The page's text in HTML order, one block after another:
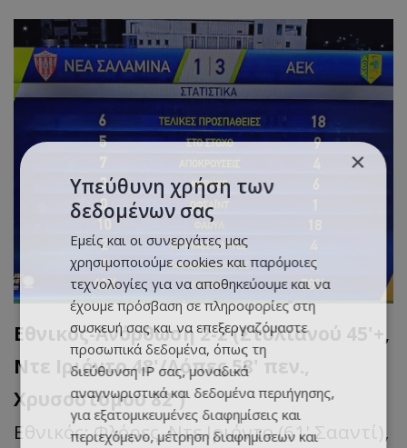
Εθνικός-Ανόρθωση 2-2 (Στυλιανού 45'+,
Ντε Ιριόντο 48'/Λόπες 58' πεν.,
Χρυσοστόμου 82')
Εθνικός: Φλόρες, Ντε Ιριόντο (61' Σααντί),
×
Υπεύθυνη χρήση των
δεδομένων σας
Εμείς και οι συνεργάτες μας
χρησιμοποιούμε cookies και παρόμοιες
τεχνολογίες για να αποθηκεύουμε και να
έχουμε πρόσβαση σε πληροφορίες στη
συσκευή σας και να επεξεργαζόμαστε
προσωπικά δεδομένα, όπως τη
διεύθυνση IP σας, μοναδικά
αναγνωριστικά και δεδομένα περιήγησης,
για εξατομικευμένες διαφημίσεις και
περιεχόμενο, μέτρηση διαφημίσεων και